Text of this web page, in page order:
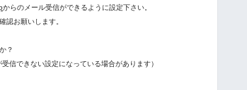
からのメール受信ができるように設定下さい。
認お願いします。
？
信できない設定になっている場合があります）